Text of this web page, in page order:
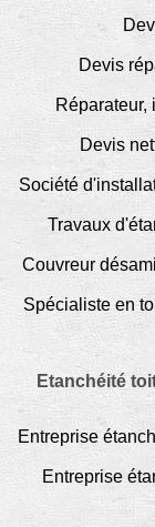
Devis
Réparateur,
Devis
Société
Travaux
Couvreur
Spécialiste en
Etanchéité
Entreprise
Entreprise